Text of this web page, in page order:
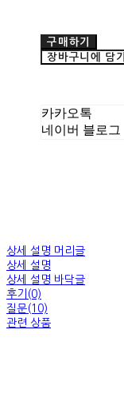
구매하기
장바구니에 담기
카카오톡
네이버 블로그
상세 설명 머리글
상세 설명
상세 설명 바닥글
후기(0)
질문(10)
관련 상품